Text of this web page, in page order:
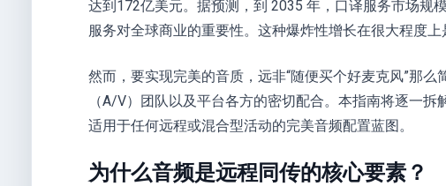
达到172亿美元。据预测，到 2035 年，口译服务市场规
服务对全球商业的重要性。这种爆炸性增长在很大程度上
然而，要实现完美的音质，远非“随便买个好麦克风”那
（A/V）团队以及平台各方的密切配合。本指南将逐一
适用于任何远程或混合型活动的完美音频配置蓝图。
为什么音频是远程同传的核心要素？